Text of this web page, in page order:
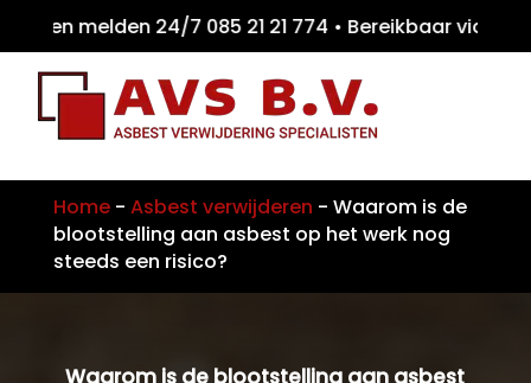
melden 24/7 085 21 21 774 •
Home- Asbest verwijderen - Waarom is de
blootstelling aan asbest op het werk nog
steeds een risico?
Waarom is de blootstelling aan asbest